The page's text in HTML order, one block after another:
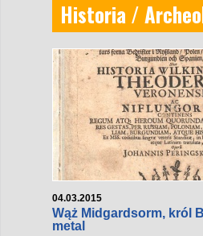
Historia /
04.03.2015
Wąż Midgardsorm, król
metal